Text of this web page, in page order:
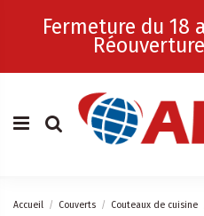
Fermeture du 18
Accueil Couverts Couteaux de cuisine